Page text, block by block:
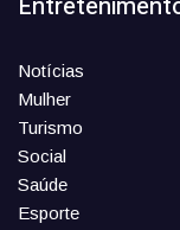
Notícias
Mulher
Turismo
Social
Saúde
Esporte